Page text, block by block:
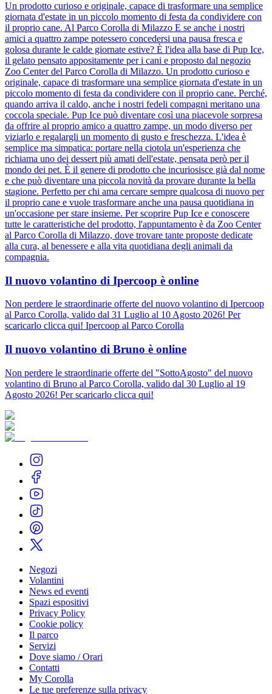
Un prodotto curioso e originale, capace di trasformare una semplice
giornata d'estate in un piccolo momento di festa da condividere con
il proprio cane. Al Parco Corolla di Milazzo E se anche i nostri
amici a quattro zampe potessero concedersi una pausa fresca e
golosa durante le calde giornate estive? È l'idea alla base di Pup Ice,
il gelato pensato appositamente per i cani e proposto dal negozio
Zoo Center del Parco Corolla di Milazzo. Un prodotto curioso e
originale, capace di trasformare una semplice giornata d'estate in un
piccolo momento di festa da condividere con il proprio cane. Perché,
quando arriva il caldo, anche i nostri fedeli compagni meritano una
coccola speciale. Pup Ice può diventare così una piacevole sorpresa
da offrire al proprio amico a quattro zampe, un modo diverso per
viziarlo e regalargli un momento di gusto e freschezza. L'idea è
semplice ma simpatica: portare nella ciotola un'esperienza che
richiama uno dei dessert più amati dell'estate, pensata però per il
mondo dei pet. È il genere di prodotto che incuriosisce già dal nome
e che può diventare una piccola novità da provare durante la bella
stagione. Perfetto per chi ama cercare sempre qualcosa di nuovo per
il proprio cane e vuole trasformare anche una pausa quotidiana in
un'occasione per stare insieme. Per scoprire Pup Ice e conoscere
tutte le caratteristiche del prodotto, l'appuntamento è da Zoo Center
al Parco Corolla di Milazzo, dove trovare tante proposte dedicate
alla cura, al benessere e alla vita quotidiana degli animali da
compagnia.
Il nuovo volantino di Ipercoop è online
Non perdere le straordinarie offerte del nuovo volantino di Ipercoop
al Parco Corolla, valido dal 31 Luglio al 10 Agosto 2026! Per
scaricarlo clicca qui! Ipercoop al Parco Corolla
Il nuovo volantino di Bruno è online
Non perdere le straordinarie offerte del "SottoAgosto" del nuovo
volantino di Bruno al Parco Corolla, valido dal 30 Luglio al 19
Agosto 2026! Per scaricarlo clicca qui!
Negozi
Volantini
News ed eventi
Spazi espositivi
Privacy Policy
Cookie policy
Il parco
Servizi
Dove siamo / Orari
Contatti
My Corolla
Le tue preferenze sulla privacy